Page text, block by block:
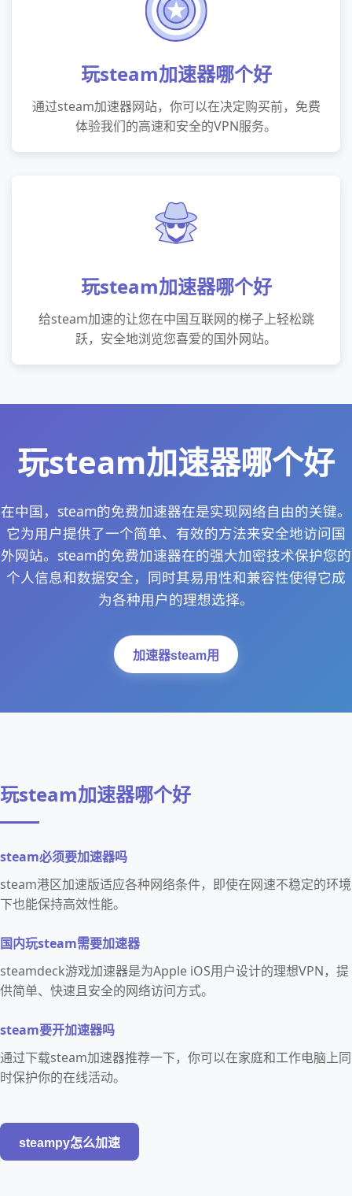
玩steam加速器哪个好
通过steam加速器网站，你可以在决定购买前，免费
体验我们的高速和安全的VPN服务。
玩steam加速器哪个好
给steam加速的让您在中国互联网的梯子上轻松跳
跃，安全地浏览您喜爱的国外网站。
玩steam加速器哪个好
在中国，steam的免费加速器在是实现网络自由的关键。
它为用户提供了一个简单、有效的方法来安全地访问国
外网站。steam的免费加速器在的强大加密技术保护您的
个人信息和数据安全，同时其易用性和兼容性使得它成
为各种用户的理想选择。
加速器steam用
玩steam加速器哪个好
steam必须要加速器吗
steam港区加速版适应各种网络条件，即使在网速不稳定的环境
下也能保持高效性能。
国内玩steam需要加速器
steamdeck游戏加速器是为Apple iOS用户设计的理想VPN，提
供简单、快速且安全的网络访问方式。
steam要开加速器吗
通过下载steam加速器推荐一下，你可以在家庭和工作电脑上同
时保护你的在线活动。
steampy怎么加速